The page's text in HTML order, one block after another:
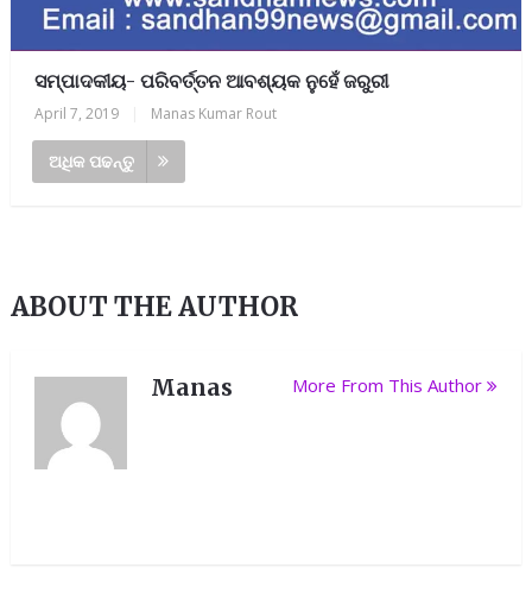
ସମ୍ପାଦକୀୟ- ପରିବର୍ତ୍ତନ ଆବଶ୍ୟକ ନୁହେଁ ଜରୁରୀ
April 7, 2019 Manas Kumar Rout
ଅଧିକ ପଢନ୍ତୁ
ABOUT THE AUTHOR
Manas More From This Author